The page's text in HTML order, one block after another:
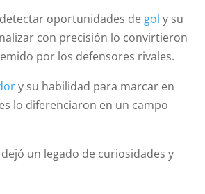
oportunidades de gol y su
con precisión lo convirtieron
por los defensores rivales.
y su habilidad para marcar en
lo diferenciaron en un campo
un legado de curiosidades y